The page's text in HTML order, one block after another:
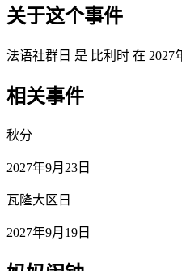
关于这个事件
法语社群日 是 比利时 在 2027
相关事件
秋分
2027年9月23日
瓦隆大区日
2027年9月19日